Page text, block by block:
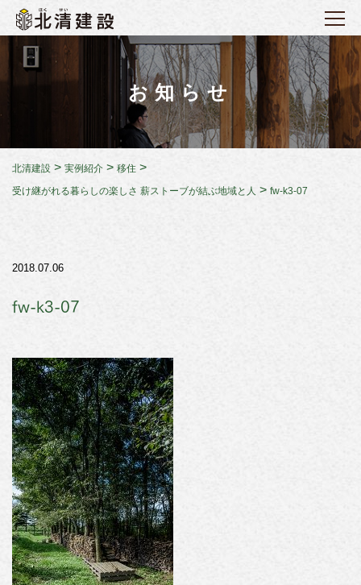
お知らせ
北清建設 > 実例紹介 > 移住 >
受け継がれる暮らしの楽しさ 薪ストーブが結ぶ地域と人 > fw-k3-07
2018.07.06
fw-k3-07